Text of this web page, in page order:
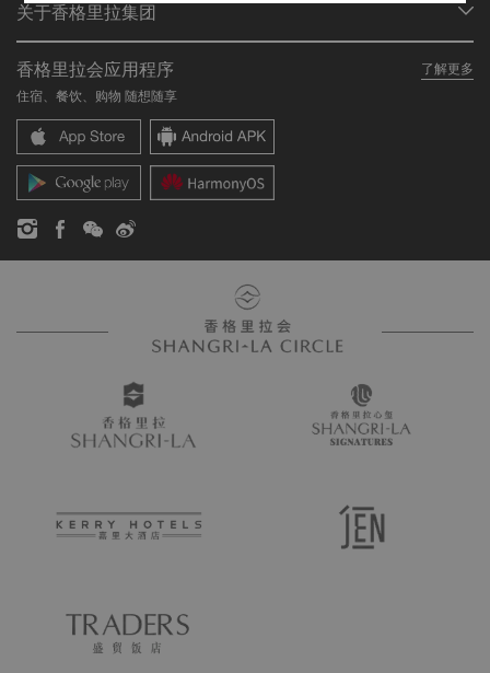
餐厅与酒吧
加入香格里拉会
常见问题
联络我们
关于香格里拉集团
我们的酒店品牌
香格里拉中心
香格里拉公寓
联系方式
职业发展
企业社会责任
新闻稿
香格里拉会应用程序
了解更多
住宿、餐饮、购物 随想随享